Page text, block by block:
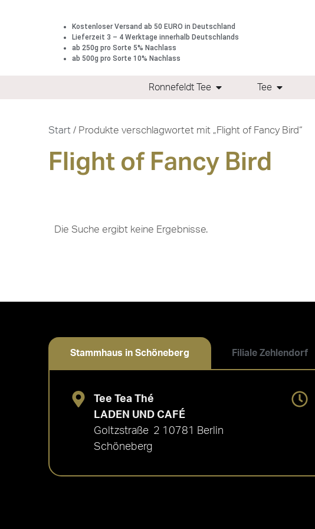
Kostenloser Versand ab 50 EURO in Deutschland
Lieferzeit 3 – 4 Werktage innerhalb Deutschlands
ab 250g pro Sorte 5% Nachlass
ab 500g pro Sorte 10% Nachlass
Ronnefeldt Tee Tee
Start / Produkte verschlagwortet mit „Flight of Fancy Bird“
Flight of Fancy Bird
Die Suche ergibt keine Ergebnisse.
Stammhaus in Schöneberg Filiale Zehlendorf
Tee Tea Thé
LADEN UND CAFÉ
Goltzstraße 2 10781 Berlin
Schöneberg